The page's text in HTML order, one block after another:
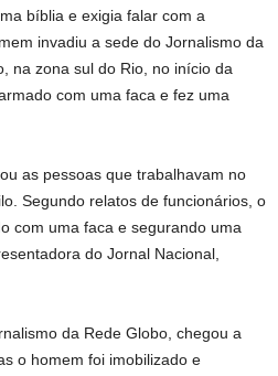
bíblia e exigia falar com a
invadiu a sede do Jornalismo da
na zona sul do Rio, no início da
com uma faca e fez uma
as pessoas que trabalhavam no
Segundo relatos de funcionários, o
com uma faca e segurando uma
do Jornal Nacional,
da Rede Globo, chegou a
o homem foi imobilizado e